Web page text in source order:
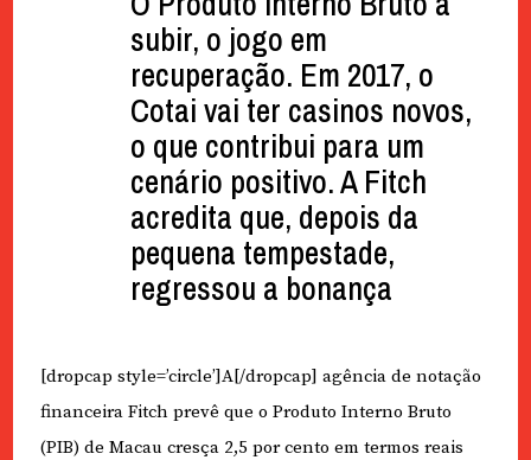
subir, o jogo em
recuperação. Em 2017, o
Cotai vai ter casinos novos,
o que contribui para um
cenário positivo. A Fitch
acredita que, depois da
pequena tempestade,
regressou a bonança
[dropcap style=’circle’]A[/dropcap] agência de notação
financeira Fitch prevê que o Produto Interno Bruto
(PIB) de Macau cresça 2,5 por cento em termos reais